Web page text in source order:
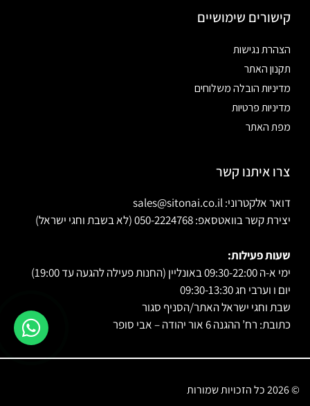
קישורים שימושיים
הצהרת נגישות
תקנון האתר
מדיניות הובלה משלוחים
מדיניות פרטיות
מפת האתר
צרו איתנו קשר
דואר אלקטרוני: sales@sitonai.co.il
יצירת קשר בוואטסאפ: 050-2224768 (לא בשבת וחגי ישראל)
שעות פעילות:
ימי א-ה 09:30-22:00 באונליין (החנות פעילה להגעה עד 19:00)
יום ו וערבי חג 09:30-13:30
שבת וחגי ישראל האתר/הסניף סגור
כתובת: רח’ ההגנה 6 אור יהודה – אבי סופר
© 2026 כל הזכויות שמורות